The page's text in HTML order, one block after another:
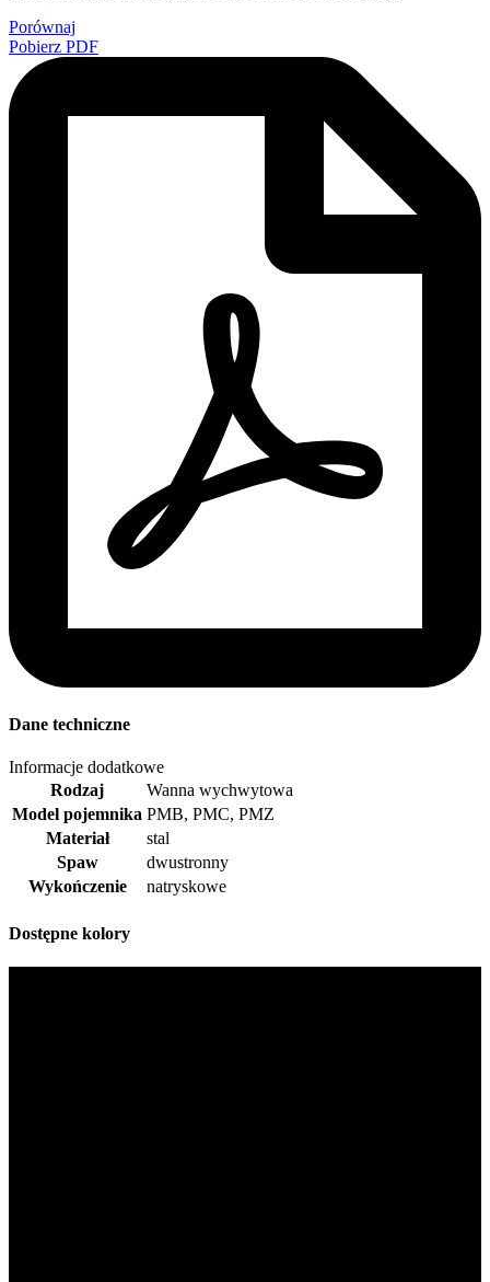
Porównaj
Pobierz PDF
Dane techniczne
Informacje dodatkowe
Rodzaj
Wanna wychwytowa
Model pojemnika PMB, PMC, PMZ
Materiał
stal
Spaw
dwustronny
Wykończenie
natryskowe
Dostępne kolory